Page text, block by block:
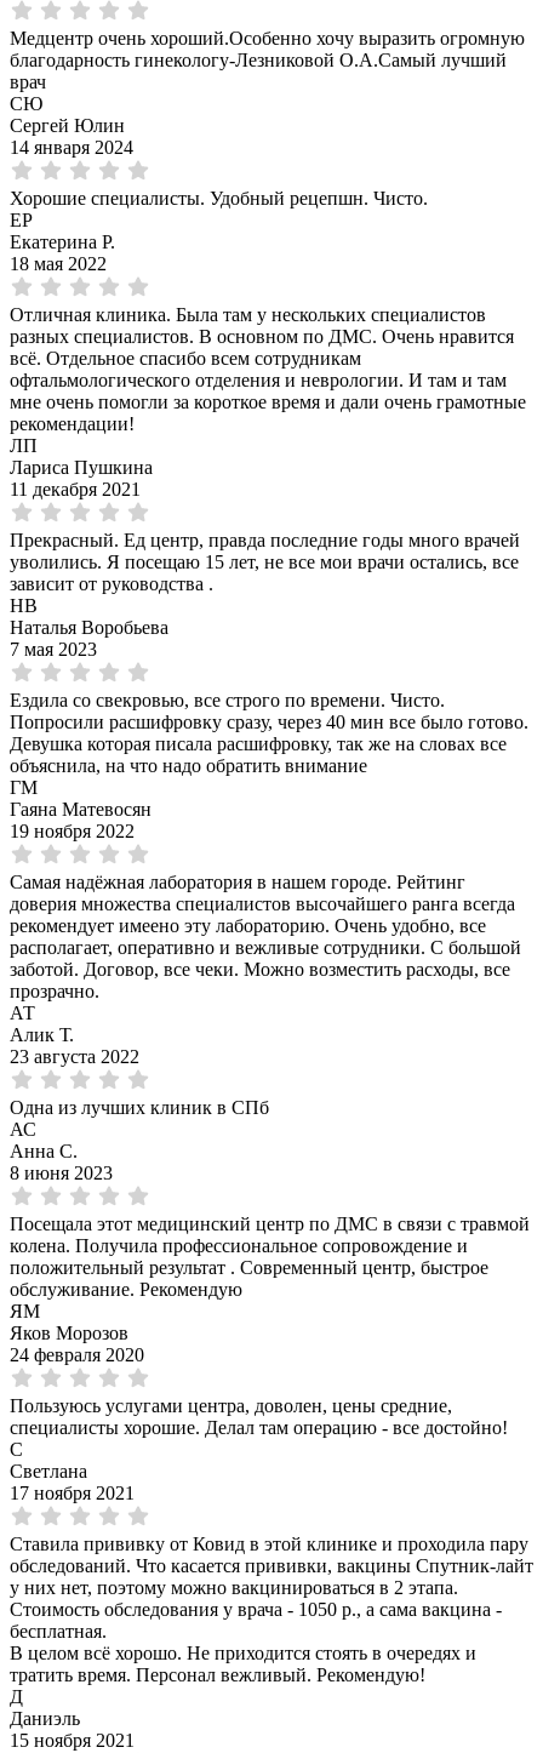
Медцентр очень хороший.Особенно хочу выразить огромную
благодарность гинекологу-Лезниковой О.А.Самый лучший
врач
СЮ
Сергей Юлин
14 января 2024
Хорошие специалисты. Удобный рецепшн. Чисто.
ЕР
Екатерина Р.
18 мая 2022
Отличная клиника. Была там у нескольких специалистов
разных специалистов. В основном по ДМС. Очень нравится
всё. Отдельное спасибо всем сотрудникам
офтальмологического отделения и неврологии. И там и там
мне очень помогли за короткое время и дали очень грамотные
рекомендации!
ЛП
Лариса Пушкина
11 декабря 2021
Прекрасный. Ед центр, правда последние годы много врачей
уволились. Я посещаю 15 лет, не все мои врачи остались, все
зависит от руководства .
НВ
Наталья Воробьева
7 мая 2023
Ездила со свекровью, все строго по времени. Чисто.
Попросили расшифровку сразу, через 40 мин все было готово.
Девушка которая писала расшифровку, так же на словах все
объяснила, на что надо обратить внимание
ГМ
Гаяна Матевосян
19 ноября 2022
Самая надёжная лаборатория в нашем городе. Рейтинг
доверия множества специалистов высочайшего ранга всегда
рекомендует имеено эту лабораторию. Очень удобно, все
располагает, оперативно и вежливые сотрудники. С большой
заботой. Договор, все чеки. Можно возместить расходы, все
прозрачно.
АТ
Алик Т.
23 августа 2022
Одна из лучших клиник в СПб
АС
Анна С.
8 июня 2023
Посещала этот медицинский центр по ДМС в связи с травмой
колена. Получила профессиональное сопровождение и
положительный результат . Современный центр, быстрое
обслуживание. Рекомендую
ЯМ
Яков Морозов
24 февраля 2020
Пользуюсь услугами центра, доволен, цены средние,
специалисты хорошие. Делал там операцию - все достойно!
С
Светлана
17 ноября 2021
Ставила прививку от Ковид в этой клинике и проходила пару
обследований. Что касается прививки, вакцины Спутник-лайт
у них нет, поэтому можно вакцинироваться в 2 этапа.
Стоимость обследования у врача - 1050 р., а сама вакцина -
бесплатная.
В целом всё хорошо. Не приходится стоять в очередях и
тратить время. Персонал вежливый. Рекомендую!
Д
Даниэль
15 ноября 2021